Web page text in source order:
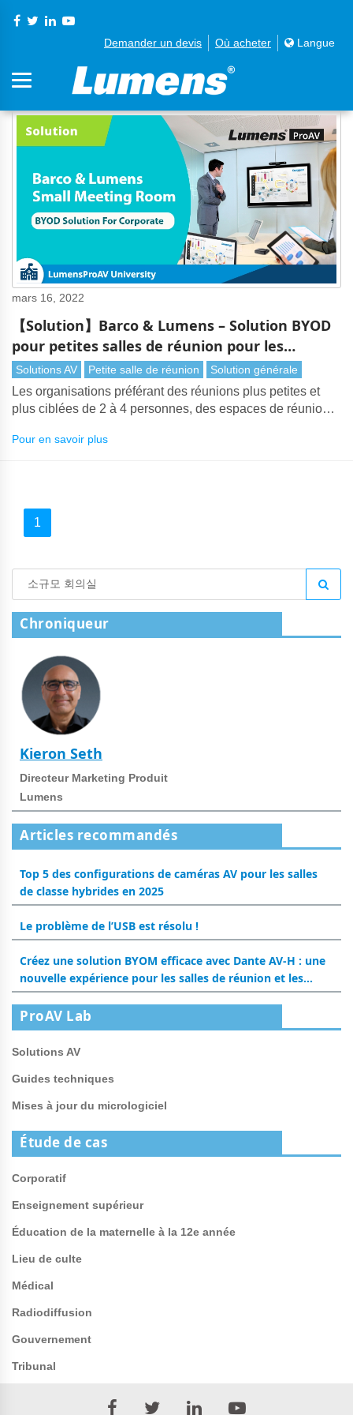
Demander un devis Où acheter Langue
mars 16, 2022
【Solution】Barco & Lumens – Solution BYOD
pour petites salles de réunion pour les
entreprises
Solutions AV Petite salle de réunion Solution générale
Les organisations préférant des réunions plus petites et
plus ciblées de 2 à 4 personnes, des espaces de réunion
peuvent utiliser cet espace de manière flexible, que ce soit
Pour en savoir plus
1
Chroniqueur
Kieron Seth
Directeur Marketing Produit
Lumens
Articles recommandés
Top 5 des configurations de caméras AV pour les salles
de classe hybrides en 2025
Le problème de l’USB est résolu !
Créez une solution BYOM efficace avec Dante AV-H : une
nouvelle expérience pour les salles de réunion et les
salles de classe
ProAV Lab
Solutions AV
Guides techniques
Mises à jour du micrologiciel
Étude de cas
Corporatif
Enseignement supérieur
Éducation de la maternelle à la 12e année
Lieu de culte
Médical
Radiodiffusion
Gouvernement
Tribunal